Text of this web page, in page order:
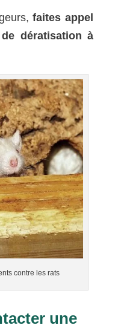
faites appel
dératisation à
contre les rats
une